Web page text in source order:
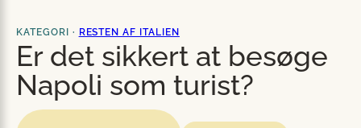
KATEGORI · RESTEN AF ITALIEN
Er det sikkert at besøge
Napoli som turist?